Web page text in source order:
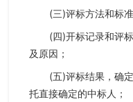
(三)评标方法和标准
(四)开标记录和评
及原因；
(五)评标结果，确
托直接确定的中标人；